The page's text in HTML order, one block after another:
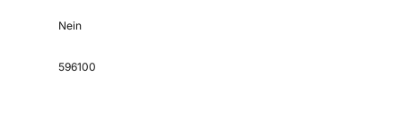
Nein
596100